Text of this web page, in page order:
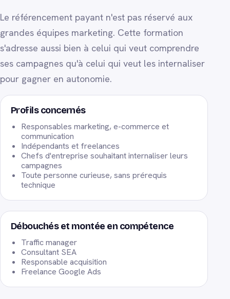
Le référencement payant n'est pas réservé aux
grandes équipes marketing. Cette formation
s'adresse aussi bien à celui qui veut comprendre
ses campagnes qu'à celui qui veut les internaliser
pour gagner en autonomie.
Profils concernés
Responsables marketing, e-commerce et
communication
Indépendants et freelances
Chefs d'entreprise souhaitant internaliser leurs
campagnes
Toute personne curieuse, sans prérequis
technique
Débouchés et montée en compétence
Traffic manager
Consultant SEA
Responsable acquisition
Freelance Google Ads